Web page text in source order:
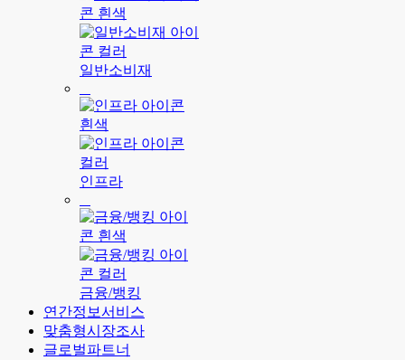
일반소비재
인프라
금융/뱅킹
연간정보서비스
맞춤형시장조사
글로벌파트너